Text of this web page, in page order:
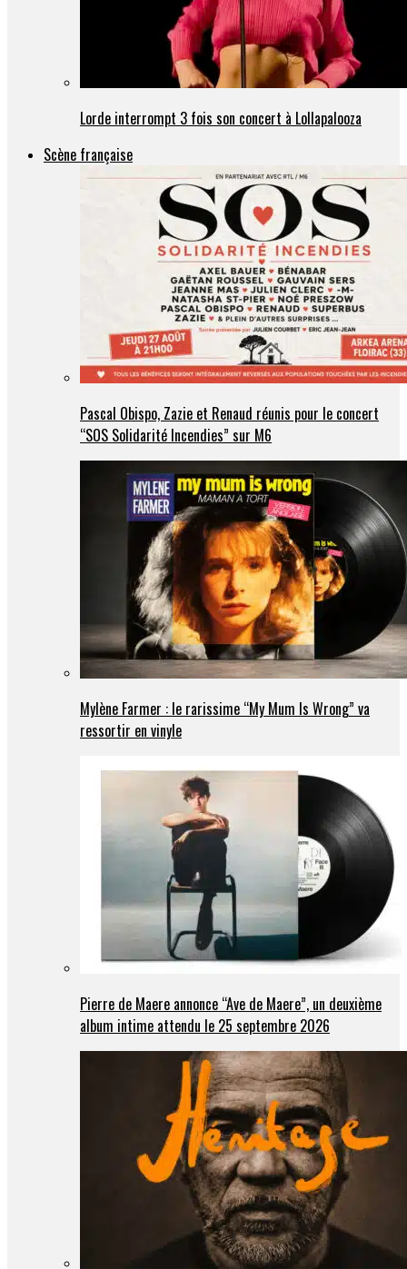
Lorde interrompt 3 fois son concert à Lollapalooza
Scène française
Pascal Obispo, Zazie et Renaud réunis pour le concert
“SOS Solidarité Incendies” sur M6
Mylène Farmer : le rarissime “My Mum Is Wrong” va
ressortir en vinyle
Pierre de Maere annonce “Ave de Maere”, un deuxième
album intime attendu le 25 septembre 2026